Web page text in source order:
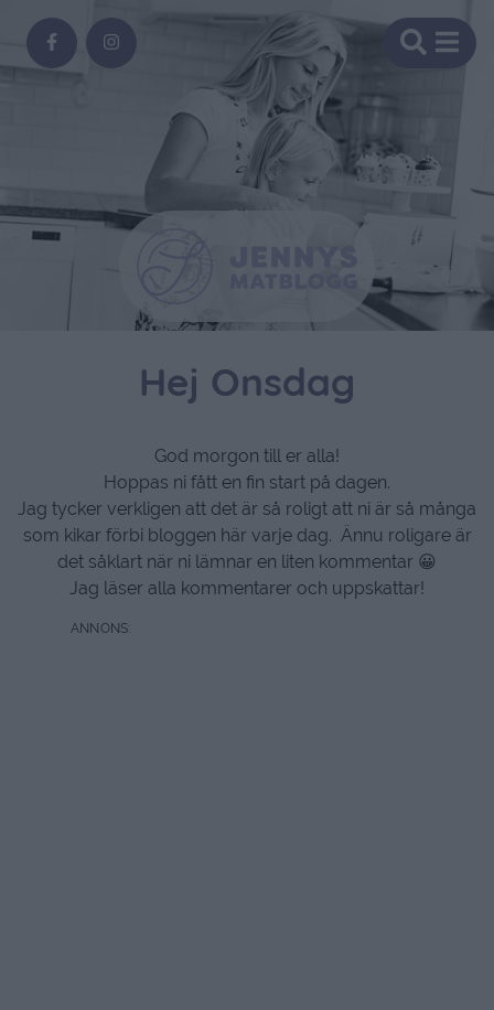
Hej Onsdag
God morgon till er alla!
Hoppas ni fått en fin start på dagen.
Jag tycker verkligen att det är så roligt att ni är så många
som kikar förbi bloggen här varje dag. Ännu roligare är
det såklart när ni lämnar en liten kommentar 😀
Jag läser alla kommentarer och uppskattar!